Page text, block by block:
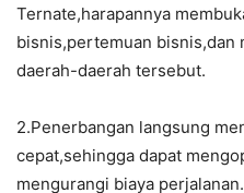
Ternate,harapannya
bisnis,pertemuan bisnis,dan
daerah-daerah tersebut.
2.Penerbangan langsung
cepat,sehingga dapat
mengurangi biaya perjalanan.